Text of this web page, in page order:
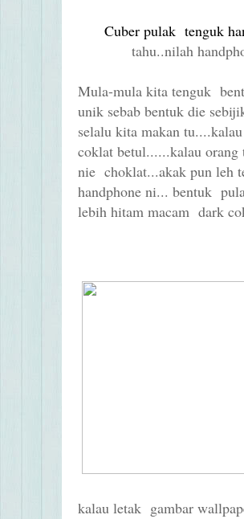
Cuber pulak tenguk
tahu..nilah
Mula-mula kita tenguk
unik sebab bentuk die
selalu kita makan
coklat betul......kalau
nie choklat...akak pun leh
handphone ni... bentuk
lebih hitam macam dark
kalau letak gambar